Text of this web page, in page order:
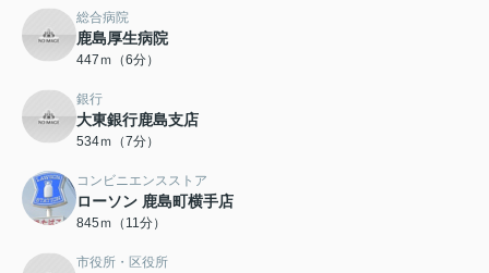
総合病院
鹿島厚生病院
447ｍ（6分）
銀行
大東銀行鹿島支店
534ｍ（7分）
コンビニエンスストア
ローソン 鹿島町横手店
845ｍ（11分）
市役所・区役所